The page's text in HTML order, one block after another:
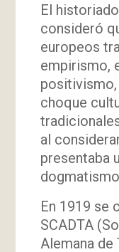
El
consideró
europeos
empirismo,
choque
al
presentaba
En 1919 se
SCADTA
Alemana